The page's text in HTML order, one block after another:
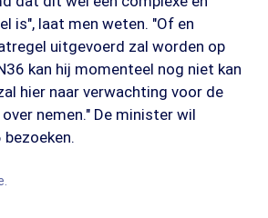
is", laat men weten. "Of en
uitgevoerd zal worden op
kan hij momenteel nog niet kan
hier naar verwachting voor de
nemen." De minister wil